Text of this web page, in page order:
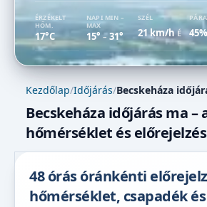
ÉRZÉKELT
HŐM.
17°C
NAPI MIN –
MAX
15° –31°
SZÉL
21 km/hÉ 45%
Kezdőlap/Időjárás/Becskeháza
Becskeháza időjárás ma –
hőmérséklet és előrejelzés
48 órás óránkénti
hőmérséklet, csapadék